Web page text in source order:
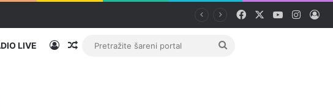
Facebook YouTube
LIVE PrijavaRandom članak
Pretražite